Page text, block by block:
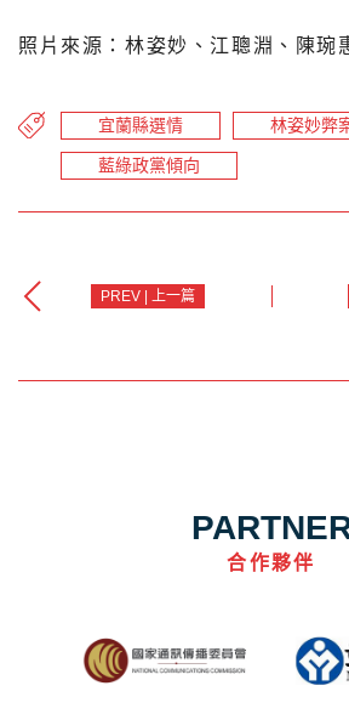
照片來源：林姿妙、江聰淵、陳琬
宜蘭縣選情 林姿妙弊
藍綠政黨傾向
PREV | 上一篇
合作夥伴